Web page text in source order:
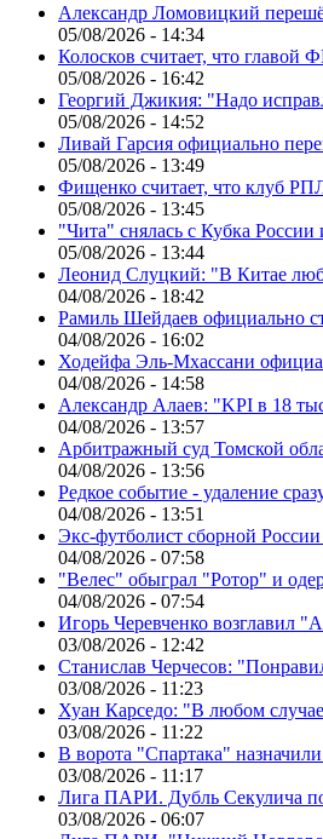
Александр Ломовицкий
05/08/2026 - 14:34
Колосков считает, что
05/08/2026 - 16:42
Георгий Джикия: "Надо
05/08/2026 - 14:52
Ливай Гарсия официально
05/08/2026 - 13:49
Фищенко считает, что клуб
05/08/2026 - 13:45
"Чита" снялась с Кубка
05/08/2026 - 13:44
Леонид Слуцкий: "В Китае
04/08/2026 - 18:42
Рамиль Шейдаев официально
04/08/2026 - 16:02
Ходейфа Эль-Мхассани
04/08/2026 - 14:58
Александр Алаев: "KPI в 18
04/08/2026 - 13:57
Арбитражный суд Томской
04/08/2026 - 13:56
Редкое событие - удаление
04/08/2026 - 13:51
Экс-футболист сборной
04/08/2026 - 07:58
"Велес" обыграл "Ротор" и
04/08/2026 - 07:54
Игорь Черевченко возглавил
03/08/2026 - 12:42
Станислав Черчесов:
03/08/2026 - 11:23
Хуан Карседо: "В любом
03/08/2026 - 11:22
В ворота "Спартака"
03/08/2026 - 11:17
Лига ПАРИ. Дубль Секулича
03/08/2026 - 06:07